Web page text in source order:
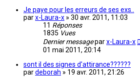
Je paye pour les erreurs de ses exs..
parx-Laura-x » 30 avr. 2011, 11:03
11 Réponses
1835 Vues
Dernier messageparx-Laura-x
01 mai 2011, 20:14
sont il des signes d'attirance??????
pardeborah » 19 avr. 2011, 21:26